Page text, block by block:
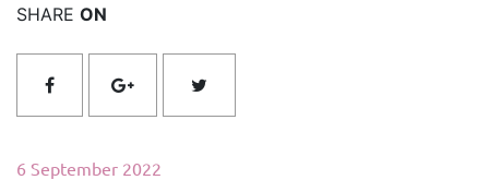
SHARE ON
6 September 2022